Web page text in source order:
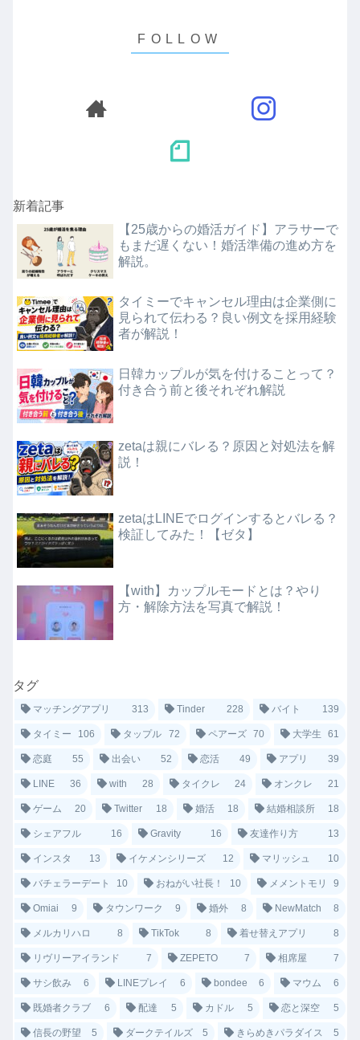
新着記事
【25歳からの婚活ガイド】アラサーで
もまだ遅くない！婚活準備の進め方を
解説。
タイミーでキャンセル理由は企業側に
見られて伝わる？良い例文を採用経験
者が解説！
日韓カップルが気を付けることって？
付き合う前と後それぞれ解説
zetaは親にバレる？原因と対処法を解
説！
zetaはLINEでログインするとバレる？
検証してみた！【ゼタ】
【with】カップルモードとは？やり
方・解除方法を写真で解説！
タグ
マッチングアプリ 313 Tinder 228 バイト 139
タイミー 106 タップル 72 ペアーズ 70 大学生 61
恋庭 55 出会い 52 恋活 49 アプリ 39
LINE 36 with 28 タイクレ 24 オンクレ 21
ゲーム 20 Twitter 18 婚活 18 結婚相談所 18
シェアフル 16 Gravity 16 友達作り方 13
インスタ 13 イケメンシリーズ 12 マリッシュ 10
バチェラーデート 10 おねがい社長！ 10 メメントモリ 9
Omiai 9 タウンワーク 9 婚外 8 NewMatch 8
メルカリハロ 8 TikTok 8 着せ替えアプリ 8
リヴリーアイランド 7 ZEPETO 7 相席屋 7
サシ飲み 6 LINEプレイ 6 bondee 6 マウム 6
既婚者クラブ 6 配達 5 カドル 5 恋と深空 5
信長の野望 5 ダークテイルズ 5 きらめきパラダイス 5